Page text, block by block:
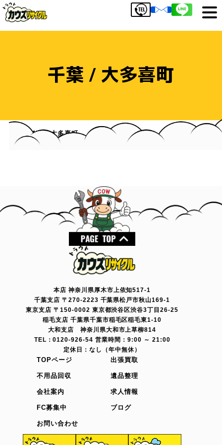
千葉 / 大多喜町
HOME 大多喜町
本店 神奈川県厚木市上依知517-1
千葉支店 〒270-2223 千葉県松戸市秋山169-1
東京支店 〒150-0002 東京都渋谷区渋谷3丁目26-25
稲毛支店 千葉県千葉市稲毛区稲毛東1-10
大和支店 神奈川県大和市上草柳814
TEL：0120-926-54 営業時間：9:00 ～ 21:00
定休日：なし（年中無休）
TOPページ 出張買取
不用品回収 遺品整理
会社案内 求人情報
FC募集中 ブログ
お問い合わせ